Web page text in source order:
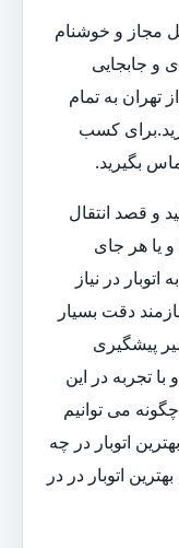
مجاز و خوشنام
و جابجایی
تهران به تمام
کسب
بگیرید.
و قصد انتقال
و یا هر جای
اتوبار در نیاز
دقت بسیار
پیشگیری
تجربه در این
می توانیم
اتوبار در چه
اتوبار در در